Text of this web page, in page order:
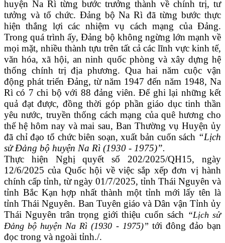
huyện Na Rì từng bước trưởng thành về chính trị, tư
tưởng và tổ chức. Đảng bộ Na Rì đã từng bước thực
hiện thắng lợi các nhiệm vụ cách mạng của Đảng.
Trong quá trình ấy, Đảng bộ không ngừng lớn mạnh về
mọi mặt, nhiều thành tựu trên tất cả các lĩnh vực kinh tế,
văn hóa, xã hội, an ninh quốc phòng và xây dựng hệ
thống chính trị địa phương. Qua hai năm cuộc vận
động phát triển Đảng, từ năm 1947 đến năm 1948, Na
Rì có 7 chi bộ với 88 đảng viên. Để ghi lại những kết
quả đạt được, đồng thời góp phần giáo dục tinh thần
yêu nước, truyền thống cách mạng của quê hương cho
thế hệ hôm nay và mai sau, Ban Thường vụ Huyện ủy
đã chỉ đạo tổ chức biên soạn, xuất bản cuốn sách “Lịch
sử Đảng bộ huyện Na Rì (1930 - 1975)”.
Thực hiện Nghị quyết số 202/2025/QH15, ngày
12/6/2025 của Quốc hội về việc sắp xếp đơn vị hành
chính cấp tỉnh, từ ngày 01/7/2025, tỉnh Thái Nguyên và
tỉnh Bắc Kạn hợp nhất thành một tỉnh mới lấy tên là
tỉnh Thái Nguyên. Ban Tuyên giáo và Dân vận Tỉnh ủy
Thái Nguyên trân trọng giới thiệu cuốn sách “Lịch sử
Đảng bộ huyện Na Rì (1930 - 1975)” tới đông đảo bạn
đọc trong và ngoài tỉnh./.